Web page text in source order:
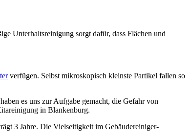
Unterhaltsreinigung sorgt dafür, dass Flächen und
verfügen. Selbst mikroskopisch kleinste Partikel fallen so
es uns zur Aufgabe gemacht, die Gefahr von
in Blankenburg.
3 Jahre. Die Vielseitigkeit im Gebäudereiniger-